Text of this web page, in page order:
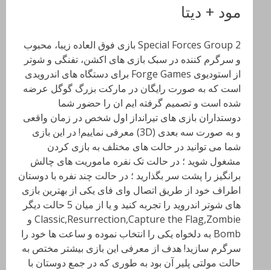
مود + دیتا
Special Forces Group 2 بازی فوق العاده زیبا، محبوب
و سرگرم کننده در سبک بازی های اکشن، تفنگی و شوتر
از استودیوی Forge Games برای دستگاه های اندرویدی
است که به صورت رایگان در مارکت بزرگ گوگل عرضه
شده است و تصمیم گرفته ایم ان را حضور شما
دوستداران بازی های تیرانداز اول شخص در زمان واقعی
و به صورت سه بعدی (3D) معرفی نماییم! در این بازی
شما می توانید در حالت های مختلف به بازی کردن
مشغول شوید ؛ در حالت تک نفره ماموریت های چالش
برانگیز را پشت سر بگذارید ؛ در حالت چند نفره با دوستان
اطراف خود از طریق اتصال وای فای یکی از بهترین بازی
های شوتر اندروید را تجربه کنید و یا از میان 5 حالت دیگر
Classic,Resurrection,Capture the Flag,Zombie و
Bomb به دلخواه یکی را انتخاب نموده و ساعت ها خود را
سرگرم سازید! هدف از معرفی این بازی بیشتر مختص به
حالت مولتی پلیر آن بود به طوری که در جمع دوستان با